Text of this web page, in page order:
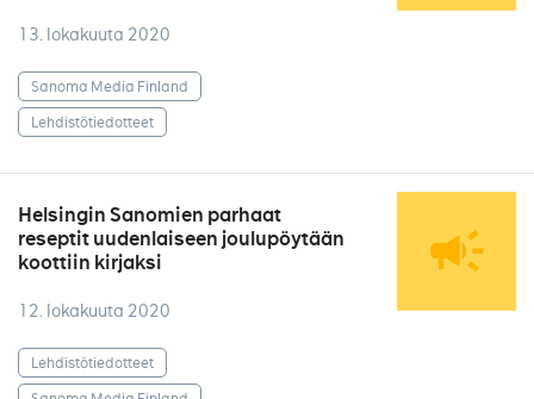
13. lokakuuta 2020
Sanoma Media Finland
Lehdistötiedotteet
Helsingin Sanomien parhaat
reseptit uudenlaiseen joulupöytään
koottiin kirjaksi
12. lokakuuta 2020
Lehdistötiedotteet